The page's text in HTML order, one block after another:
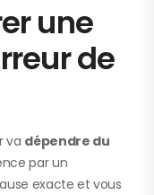
une
de
va dépendre du
par un
exacte et vous